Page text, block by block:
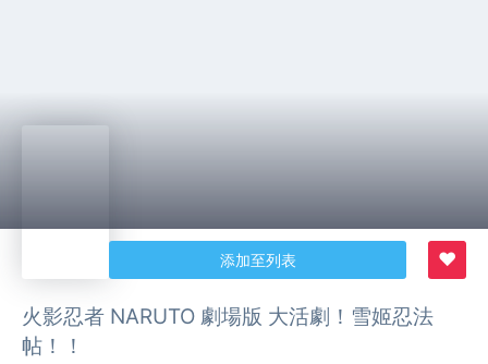
添加至列表 ♥
火影忍者 NARUTO 劇場版 大活劇！雪姬忍法
帖！！